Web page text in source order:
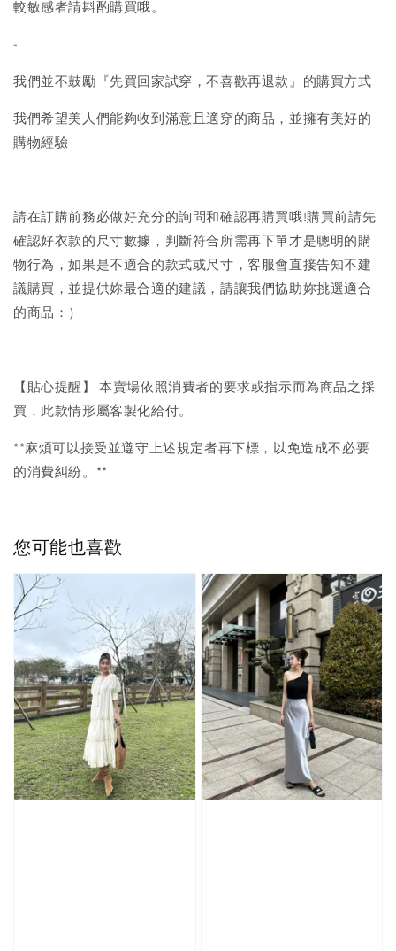
較敏感者請斟酌購買哦。
-
我們並不鼓勵『先買回家試穿，不喜歡再退款』的購買方式
我們希望美人們能夠收到滿意且適穿的商品，並擁有美好的
購物經驗
請在訂購前務必做好充分的詢問和確認再購買哦!購買前請先
確認好衣款的尺寸數據，判斷符合所需再下單才是聰明的購
物行為，如果是不適合的款式或尺寸，客服會直接告知不建
議購買，並提供妳最合適的建議，請讓我們協助妳挑選適合
的商品：）
【貼心提醒】 本賣場依照消費者的要求或指示而為商品之採
買，此款情形屬客製化給付。
**麻煩可以接受並遵守上述規定者再下標，以免造成不必要
的消費糾紛。**
您可能也喜歡